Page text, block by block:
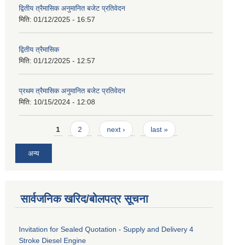
द्वितीय त्रैमासिक अनुमानित बजेट प्रतिवेदन
मिति: 01/12/2025 - 16:57
द्वितीय त्रैमासिक
मिति: 01/12/2025 - 12:57
प्रथम त्रैमासिक अनुमानित बजेट प्रतिवेदन
मिति: 10/15/2024 - 12:08
Pages1 2 next › last »
अन्य
सार्वजनिक खरिद/बोलपत्र सूचना
Invitation for Sealed Quotation - Supply and Delivery 4
Stroke Diesel Engine